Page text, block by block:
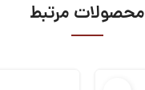
محصولات مرتبط